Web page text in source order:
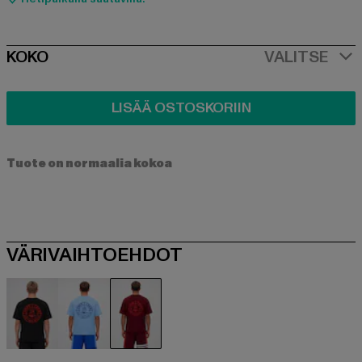
SIZE
KOKO VALITSE
LISÄÄ OSTOSKORIIN
Tuote on normaalia kokoa
VÄRIVAIHTOEHDOT